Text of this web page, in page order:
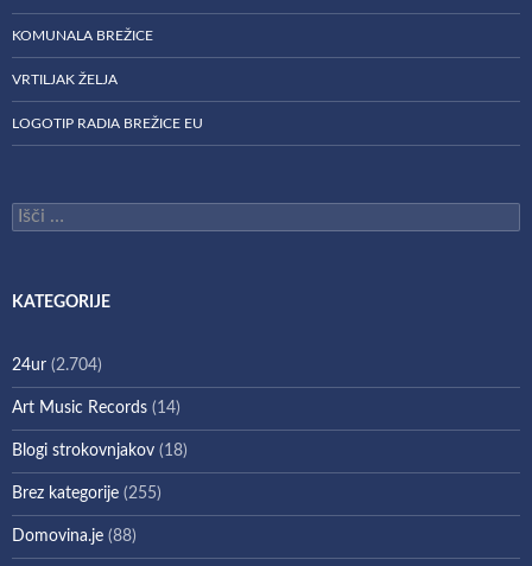
KOMUNALA BREŽICE
VRTILJAK ŽELJA
LOGOTIP RADIA BREŽICE EU
Išči:
KATEGORIJE
24ur (2.704)
Art Music Records (14)
Blogi strokovnjakov (18)
Brez kategorije (255)
Domovina.je (88)